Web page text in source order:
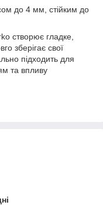
до 4 мм, стійким до
створює гладке,
зберігає свої
підходить для
та впливу